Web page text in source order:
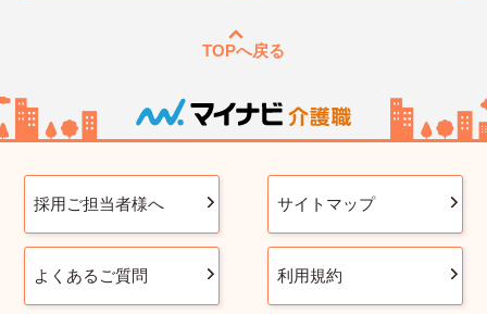
TOPへ戻る
採用ご担当者様へ サイトマップ
よくあるご質問 利用規約